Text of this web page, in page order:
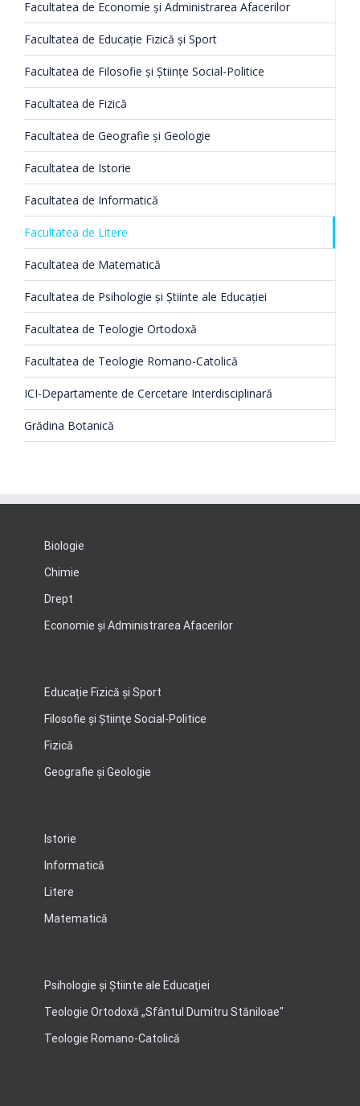
Facultatea de Economie și Administrarea Afacerilor
Facultatea de Educație Fizică și Sport
Facultatea de Filosofie şi Ştiinţe Social-Politice
Facultatea de Fizică
Facultatea de Geografie și Geologie
Facultatea de Istorie
Facultatea de Informatică
Facultatea de Litere
Facultatea de Matematică
Facultatea de Psihologie şi Ştiinte ale Educaţiei
Facultatea de Teologie Ortodoxă
Facultatea de Teologie Romano-Catolică
ICI-Departamente de Cercetare Interdisciplinară
Grădina Botanică
Biologie
Chimie
Drept
Economie şi Administrarea Afacerilor
Educație Fizică și Sport
Filosofie şi Ştiinţe Social-Politice
Fizică
Geografie şi Geologie
Istorie
Informatică
Litere
Matematică
Psihologie şi Ştiinte ale Educaţiei
Teologie Ortodoxă „Sfântul Dumitru Stăniloae"
Teologie Romano-Catolică